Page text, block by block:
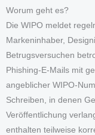
Worum geht es?
Die WIPO meldet
Markeninhaber,
Betrugsversuchen
Phishing-E-Mails mit
angeblicher WIPO-
Schreiben, in denen
Veröffentlichung
enthalten teilweise